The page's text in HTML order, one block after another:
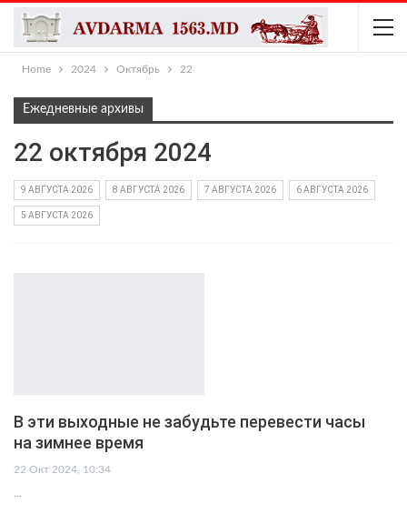
Home 2024 Октябрь 22
Ежедневные архивы
22 октября 2024
9 АВГУСТА 2026 8 АВГУСТА 2026 7 АВГУСТА 2026 6 АВГУСТА 2026
5 АВГУСТА 2026
В эти выходные не забудьте перевести часы
на зимнее время
22 Окт 2024, 10:34
…